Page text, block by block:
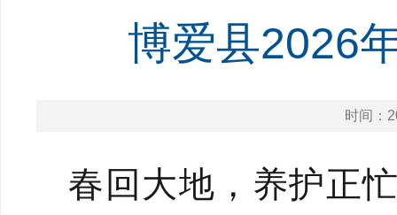
博爱县2026
时间：
春回大地，养护正